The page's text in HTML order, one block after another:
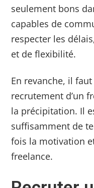
seulement bons
capables de
respecter les
et de flexibilité.
En revanche, il
recrutement d’un
la précipitation. Il
suffisamment de
fois la motivation
freelance.